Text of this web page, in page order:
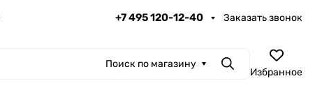
+7 495 120-12-40 Заказать звонок
Поиск по магазину ПоискИзбранное